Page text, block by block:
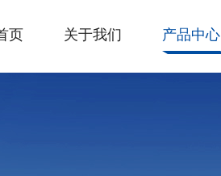
页 关于我们 产品中心